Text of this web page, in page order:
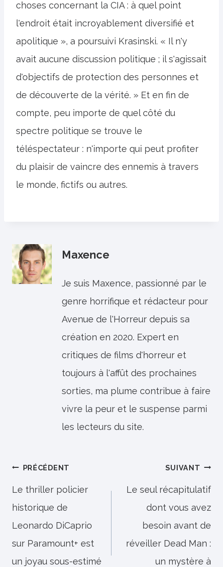
choses concernant la CIA : à quel point
l'endroit était incroyablement diversifié et
apolitique », a poursuivi Krasinski. « Il n'y
avait aucune discussion politique ; il s'agissait
d'objectifs de protection des personnes et
de découverte de la vérité. » Et en fin de
compte, peu importe de quel côté du
spectre politique se trouve le
téléspectateur : n'importe qui peut profiter
du plaisir de vaincre des ennemis à travers
le monde, fictifs ou autres.
Maxence
Je suis Maxence, passionné par le
genre horrifique et rédacteur pour
Avenue de l'Horreur depuis sa
création en 2020. Expert en
critiques de films d'horreur et
toujours à l'affût des prochaines
sorties, ma plume contribue à faire
vivre la peur et le suspense parmi
les lecteurs du site.
Navigation
de
l’article
PRÉCÉDENT
Le thriller policier
historique de
Leonardo DiCaprio
sur Paramount+ est
un joyau sous-estimé
SUIVANT
Le seul récapitulatif
dont vous avez
besoin avant de
réveiller Dead Man :
un mystère à